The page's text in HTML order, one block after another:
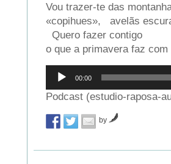
Vou trazer-te das
«copihues», avelãs
Quero fazer contigo
o que a primavera faz
Reprodutor
áudio
00:00
Podcast (estudio-raposa-
by